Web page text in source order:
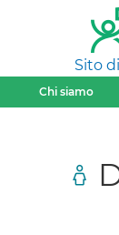
Sito
Chi siamo